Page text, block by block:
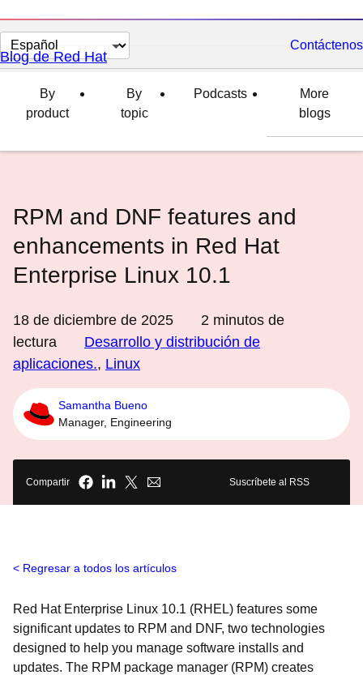
Cambiar
el
idioma
Contáctenos
Blog de Red Hat
By
product
By
topic
Podcasts
More
blogs
RPM and DNF features and
enhancements in Red Hat
Enterprise Linux 10.1
18 de diciembre de 2025 2 minutos de
lectura
Desarrollo y distribución de
aplicaciones., Linux
Samantha Bueno
Manager, Engineering
Compartir Suscríbete al RSS
Regresar a todos los artículos
Red Hat Enterprise Linux 10.1 (RHEL) features some
significant updates to RPM and DNF, two technologies
designed to help you manage software installs and
updates. The RPM package manager (RPM) creates